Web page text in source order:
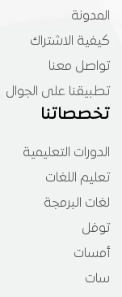
المدونة
كيفية الاشتراك
تواصل معنا
تطبيقنا على الجوال
تخصصاتنا
الدورات التعليمية
تعليم اللغات
لغات البرمجة
توفل
أمسات
سات